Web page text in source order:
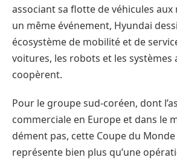
associant sa flotte de véhicules
un même événement, Hyundai
écosystème de mobilité et de
voitures, les robots et les systèmes
coopèrent.
Pour le groupe sud-coréen, dont
commerciale en Europe et dans le
dément pas, cette Coupe du
représente bien plus qu’une